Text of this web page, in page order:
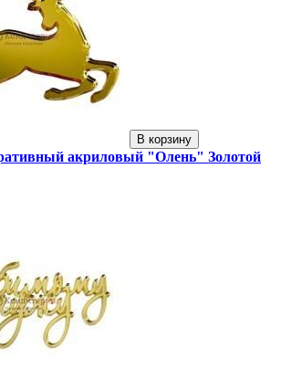
В корзину
акриловый "Олень" Золотой